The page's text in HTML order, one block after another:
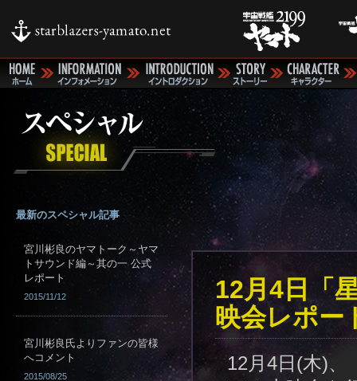
最新のスペシャル記事
宮川彬良のヤマトーク～ヤマ
トサウンド編～其の一 公式
レポート
2015/11/12
宮川彬良氏よりファンの皆様
へコメント
2015/08/25
12月4日「
映会レポー
12月4日(木)、